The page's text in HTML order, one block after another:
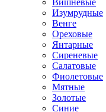
Вишневые
Изумрудные
Венге
Ореховые
Янтарные
Сиреневые
Салатовые
Фиолетовые
Мятные
Золотые
Синие